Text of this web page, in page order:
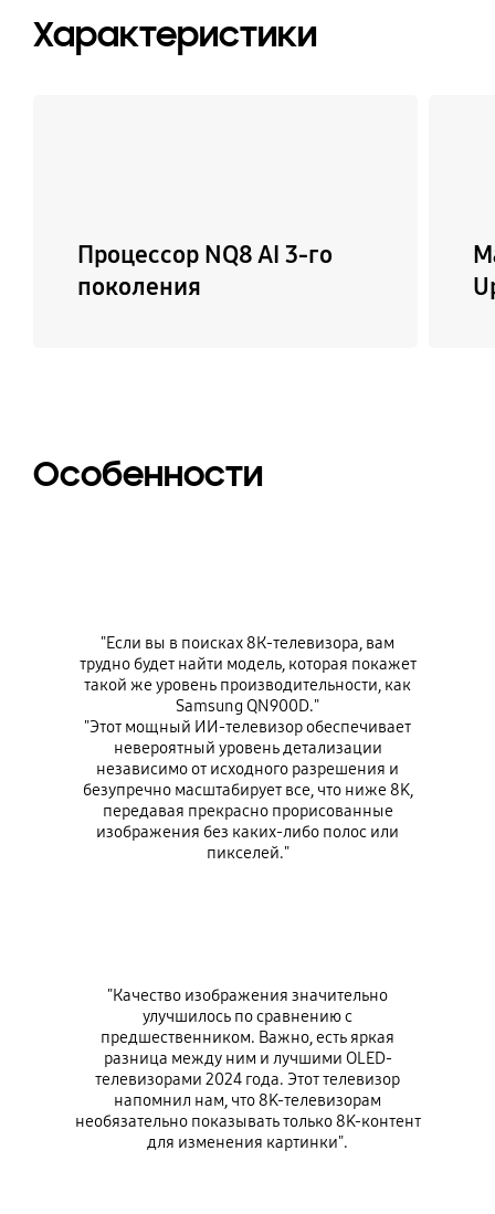
Характеристики
Процессор NQ8 AI 3-го
поколения
Особенности
"Если вы в поисках 8К-телевизора, вам
трудно будет найти модель, которая покажет
такой же уровень производительности, как
Samsung QN900D."
"Этот мощный ИИ-телевизор обеспечивает
невероятный уровень детализации
независимо от исходного разрешения и
безупречно масштабирует все, что ниже 8K,
передавая прекрасно прорисованные
изображения без каких-либо полос или
пикселей."
"Качество изображения значительно
улучшилось по сравнению с
предшественником. Важно, есть яркая
разница между ним и лучшими OLED-
телевизорами 2024 года. Этот телевизор
напомнил нам, что 8K-телевизорам
необязательно показывать только 8K-контент
для изменения картинки".